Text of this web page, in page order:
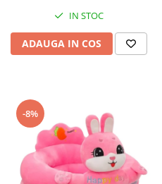
IN STOC
ADAUGA IN COS
-8%